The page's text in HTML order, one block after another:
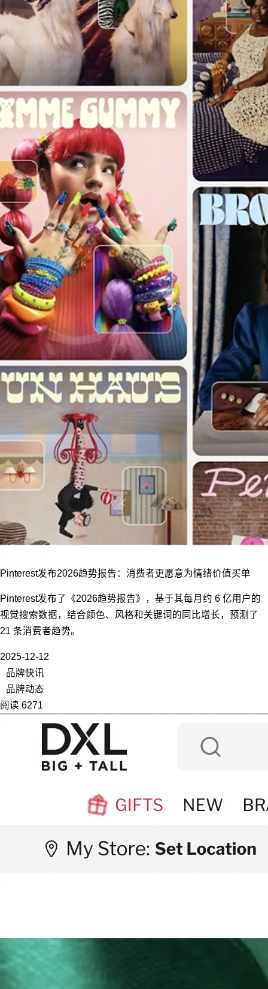
Pinterest发布2026趋势报告：消费者更愿意为情绪价值买单
Pinterest发布了《2026趋势报告》，基于其每月约 6 亿用户的
视觉搜索数据，结合颜色、风格和关键词的同比增长，预测了
21 条消费者趋势。
2025-12-12
品牌快讯
品牌动态
阅读 6271